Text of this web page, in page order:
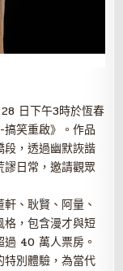
日下午3時於恆春
笑重啟》。作品
段，透過幽默詼諧
謬日常，邀請觀眾
、耿賢、阿量、
格，包含漫才與短
40 萬人票房。
特別體驗，為當代